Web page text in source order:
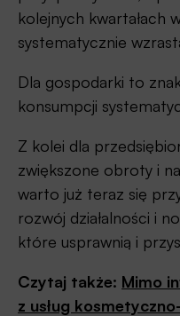
kolejnych kwartałach
systematycznie
Dla gospodarki to
konsumpcji
Z kolei dla
zwiększone obroty i
warto już teraz się
rozwój działalności i
które usprawnią i
Czytaj także: Mimo
z usług